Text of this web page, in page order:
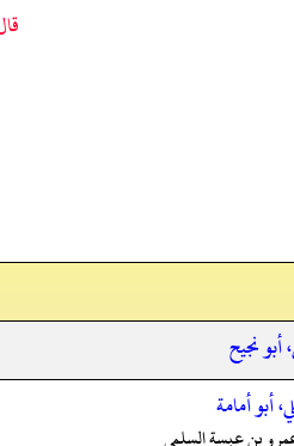
نجيح
أبو أمامة
بن عبسة السلمي